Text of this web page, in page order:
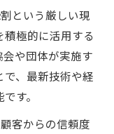
という厳しい現
極的に活用する
や団体が実施す
、最新技術や経
す。
客からの信頼度